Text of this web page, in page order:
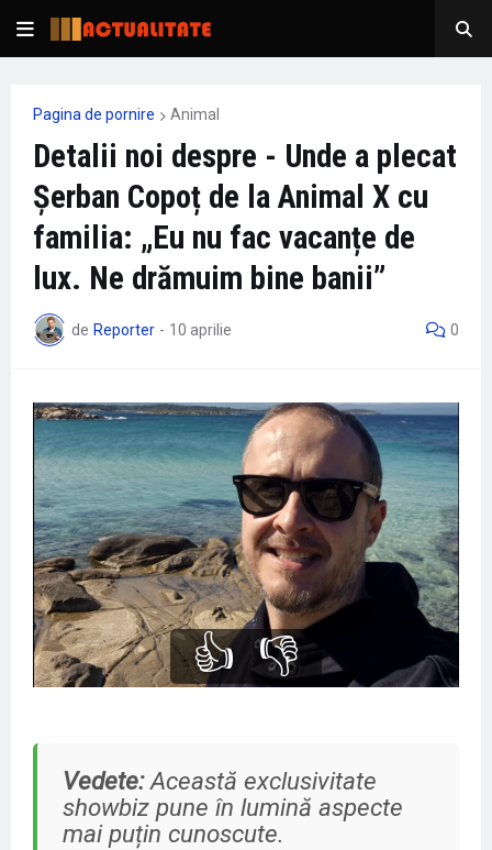
Pagina de pornire Animal
Detalii noi despre - Unde a plecat
Șerban Copoț de la Animal X cu
familia: „Eu nu fac vacanțe de
lux. Ne drămuim bine banii”
de Reporter - 10 aprilie 0
👍 👎
Vedete:Această exclusivitate
showbiz pune în lumină aspecte
mai puțin cunoscute.